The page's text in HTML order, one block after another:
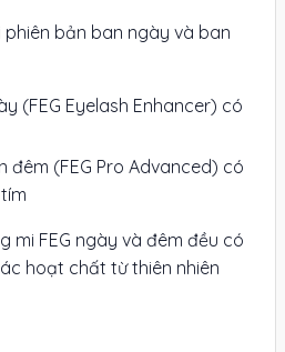
phiên bản ban ngày và ban
(FEG Eyelash Enhancer) có
đêm (FEG Pro Advanced) có
mi FEG ngày và đêm đều có
hoạt chất từ thiên nhiên